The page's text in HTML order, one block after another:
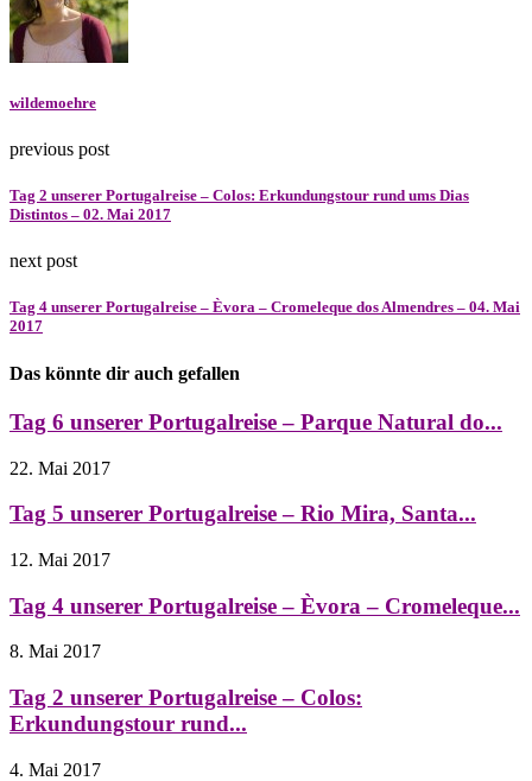
wildemoehre
previous post
Tag 2 unserer Portugalreise – Colos: Erkundungstour rund ums Dias
Distintos – 02. Mai 2017
next post
Tag 4 unserer Portugalreise – Èvora – Cromeleque dos Almendres – 04. Mai
2017
Das könnte dir auch gefallen
Tag 6 unserer Portugalreise – Parque Natural do...
22. Mai 2017
Tag 5 unserer Portugalreise – Rio Mira, Santa...
12. Mai 2017
Tag 4 unserer Portugalreise – Èvora – Cromeleque...
8. Mai 2017
Tag 2 unserer Portugalreise – Colos:
Erkundungstour rund...
4. Mai 2017